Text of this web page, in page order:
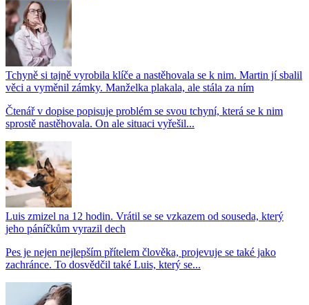
Tchyně si tajně vyrobila klíče a nastěhovala se k nim. Martin jí sbalil
věci a vyměnil zámky. Manželka plakala, ale stála za ním
Čtenář v dopise popisuje problém se svou tchyní, která se k nim
sprostě nastěhovala. On ale situaci vyřešil...
Luis zmizel na 12 hodin. Vrátil se se vzkazem od souseda, který
jeho páníčkům vyrazil dech
Pes je nejen nejlepším přítelem člověka, projevuje se také jako
zachránce. To dosvědčil také Luis, který se...